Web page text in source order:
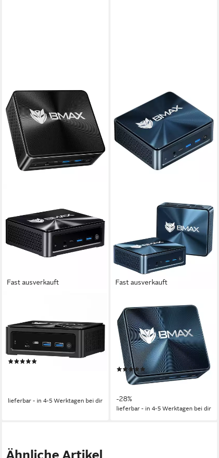
Fast ausverkauft
mit 8 Kernen, max 4,9 GHz,
16GB + 512 GB Mini-PC
512 GB Speicherkapazität
lieferbar - in 4-5 Werktagen bei dir
Fast ausverkauft
B10 Pro Intel i7-13620H, 10
Kerne, max.4,9 GHz, 24 GB+ 1
TB Mini-PC
Intel Core i7-13620H Prozessor
1024 GB Speicherkapazität
(2)
579,00 € UVP809,00 €
16,81 €
-28%
lieferbar - in 4-5 Werktagen bei dir